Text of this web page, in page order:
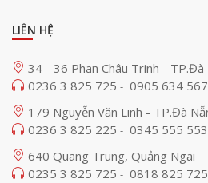
LIÊN HỆ
34 - 36 Phan Châu Trinh - TP.Đà
0236 3 825 725 - 0905 634 567
179 Nguyễn Văn Linh - TP.Đà
0236 3 825 225 - 0345 555 553
640 Quang Trung, Quảng Ngãi
0235 3 825 725 - 0818 825 725